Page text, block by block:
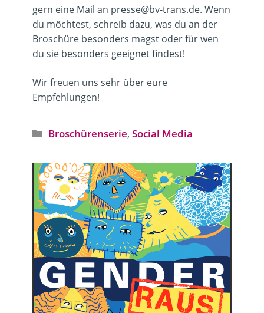
gern eine Mail an presse@bv-trans.de. Wenn
du möchtest, schreib dazu, was du an der
Broschüre besonders magst oder für wen
du sie besonders geeignet findest!
Wir freuen uns sehr über eure
Empfehlungen!
Kategorien
Broschürenserie,Social Media